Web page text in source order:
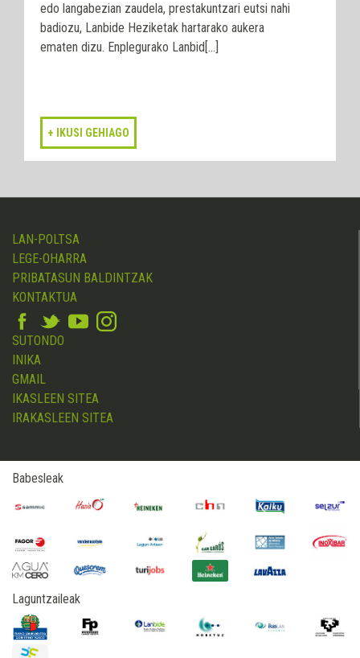
edo langabezian zaudela, prestakuntzari eutsi nahi
badiozu, Lanbide Heziketak hartarako aukera
ematen dizu. Enplegurako Lanbid[...]
LAN-POLTSA
LEGE-OHARRA
PRIBATASUN BALDINTZAK
KONTAKTUA
SUTONDO
INIKA
GMAIL
IKASLEEN SITEA
IRAKASLEEN SITEA
Babesleak
Laguntzaileak